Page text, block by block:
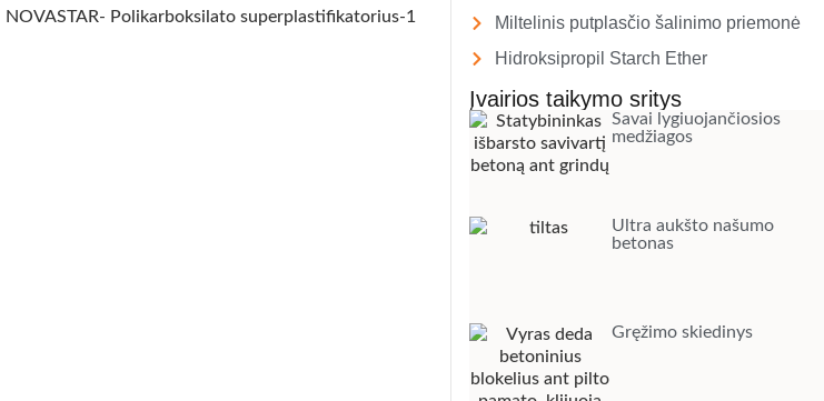
Miltelinis putplasčio šalinimo priemonė
Hidroksipropil Starch Ether
Įvairios taikymo sritys
Savai lygiuojančiosios
medžiagos
Ultra aukšto našumo
betonas
Gręžimo skiedinys